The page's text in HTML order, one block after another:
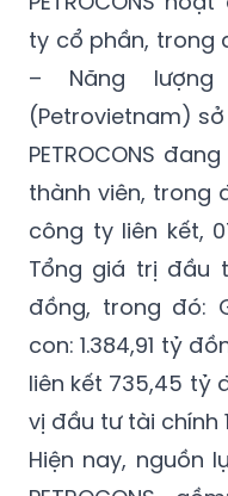
– Năng
(Petrovietnam) sở
PETROCONS
thành viên, trong
công ty liên kết,
Tổng giá trị đầu
đồng, trong đó:
con: 1.384,91 tỷ
liên kết 735,45 tỷ
vị đầu tư tài chính
Hiện nay, nguồn
PETROCONS
đương tiền bao